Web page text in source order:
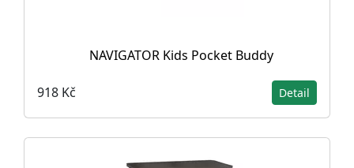
NAVIGATOR Kids Pocket Buddy
918 Kč Detail